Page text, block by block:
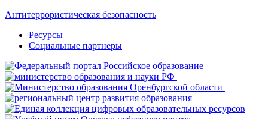
Антитеррористическая безопасность
Ресурсы
Социальные партнеры